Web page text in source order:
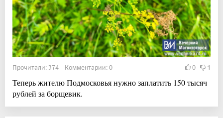
Прочитали: 374 Комментарии: 0 0 1
Теперь жителю Подмосковья нужно заплатить 150 тысяч
рублей за борщевик.